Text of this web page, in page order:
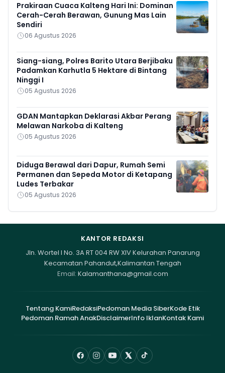
Prakiraan Cuaca Kalteng Hari Ini: Dominan
Cerah-Cerah Berawan, Gunung Mas Lain
Sendiri
06 Agustus 2026
Siang-siang, Polres Barito Utara Berjibaku
Padamkan Karhutla 5 Hektare di Bintang
Ninggi I
05 Agustus 2026
GDAN Mantapkan Deklarasi Akbar Perang
Melawan Narkoba di Kalteng
05 Agustus 2026
Diduga Berawal dari Dapur, Rumah Semi
Permanen dan Sepeda Motor di Ketapang
Ludes Terbakar
05 Agustus 2026
KANTOR REDAKSI
Jln. Wortel I No. 3A RT 004 RW XIV Kelurahan Panarung
Kecamatan Pahandut,Kalimantan Tengah
Email: Kalamanthana@gmail.com
Tentang KamiRedaksiPedoman Media SiberKode Etik
Pedoman Ramah AnakDisclaimerInfo IklanKontak Kami